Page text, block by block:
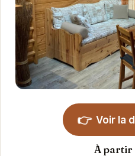
👉 Voir la
À partir